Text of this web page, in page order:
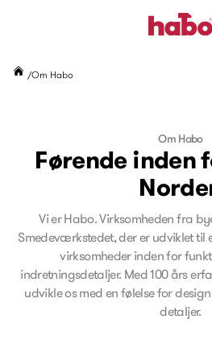
Om Habo
Om Habo
Førende inden
Vi er Habo. Virksomheden fra
Smedeværkstedet, der er udviklet til
virksomheder inden for
indretningsdetaljer. Med 100 års
udvikle os med en følelse for
detaljer.